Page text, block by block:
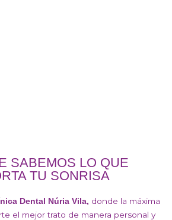
SABEMOS LO QUE
TU SONRISA
Dental Núria Vila, donde la máxima
el mejor trato de manera personal y